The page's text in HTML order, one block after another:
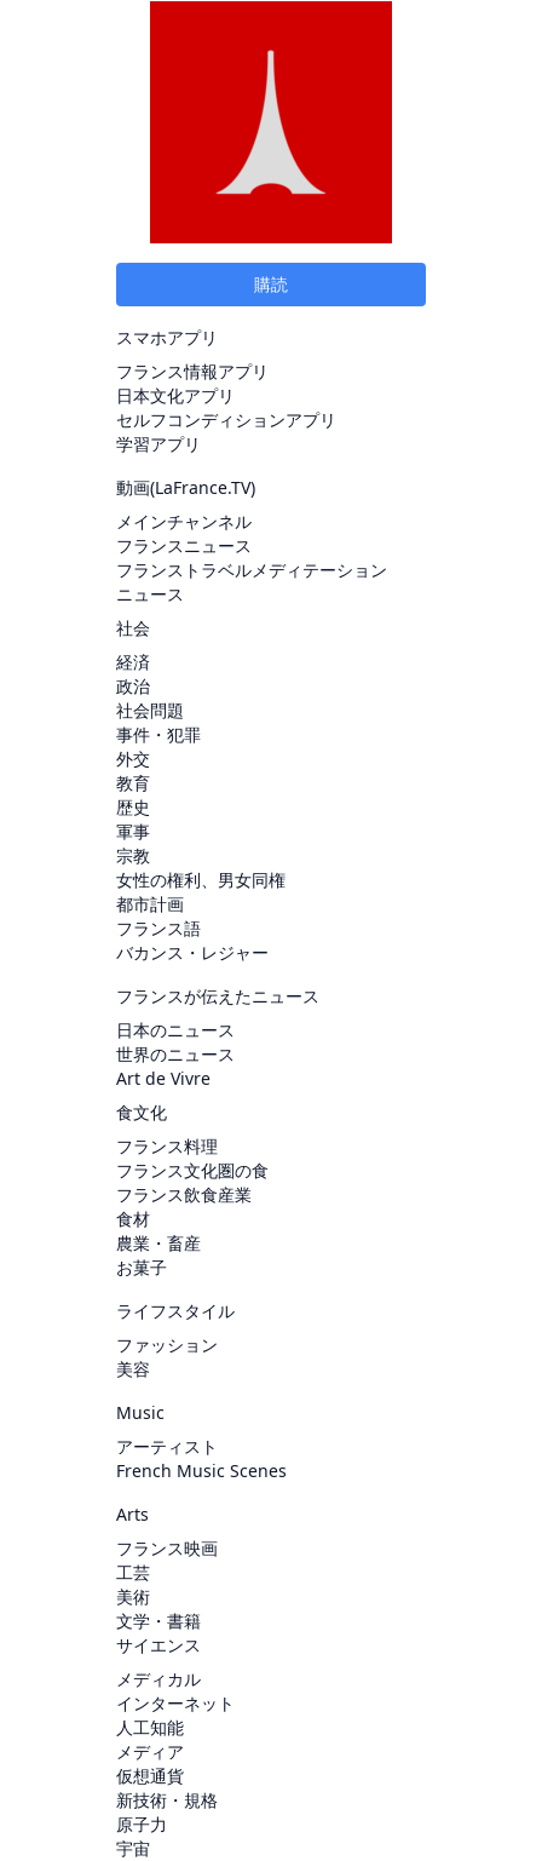
購読
スマホアプリ
フランス情報アプリ
日本文化アプリ
セルフコンディションアプリ
学習アプリ
動画(LaFrance.TV)
メインチャンネル
フランスニュース
フランストラベルメディテーション
ニュース
社会
経済
政治
社会問題
事件・犯罪
外交
教育
歴史
軍事
宗教
女性の権利、男女同権
都市計画
フランス語
バカンス・レジャー
フランスが伝えたニュース
日本のニュース
世界のニュース
Art de Vivre
食文化
フランス料理
フランス文化圏の食
フランス飲食産業
食材
農業・畜産
お菓子
ライフスタイル
ファッション
美容
Music
アーティスト
French Music Scenes
Arts
フランス映画
工芸
美術
文学・書籍
サイエンス
メディカル
インターネット
人工知能
メディア
仮想通貨
新技術・規格
原子力
宇宙